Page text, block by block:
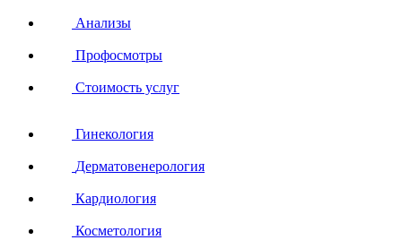
Анализы
Профосмотры
Стоимость услуг
Гинекология
Дерматовенерология
Кардиология
Косметология